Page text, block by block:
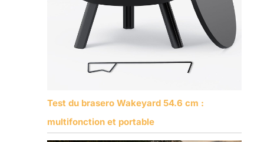
Test du brasero Wakeyard 54.6 cm :
multifonction et portable